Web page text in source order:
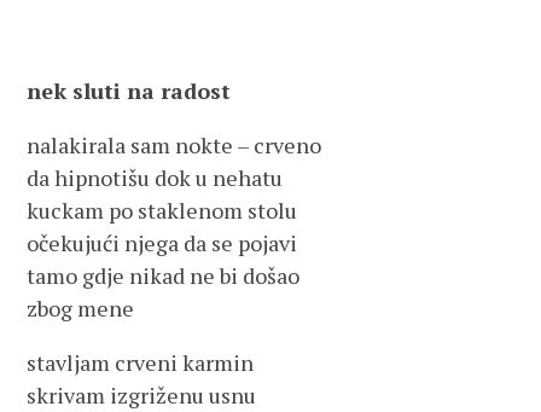
nek sluti na radost
nalakirala sam nokte – crveno
da hipnotišu dok u nehatu
kuckam po staklenom stolu
očekujući njega da se pojavi
tamo gdje nikad ne bi došao
zbog mene
stavljam crveni karmin
skrivam izgriženu usnu